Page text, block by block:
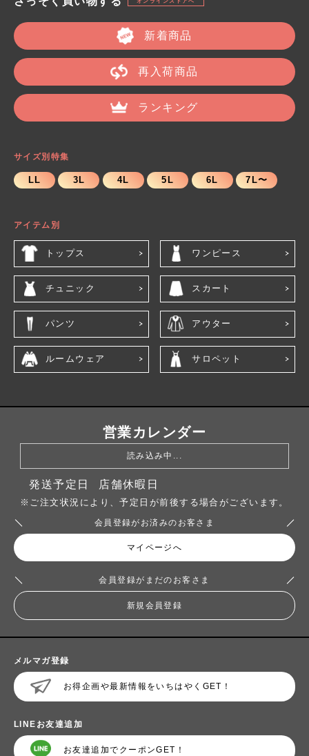
新着商品
再入荷商品
ランキング
サイズ別特集
LL 3L 4L 5L 6L 7L〜
アイテム別
トップス ワンピース
チュニック スカート
パンツ アウター
ルームウェア サロペット
営業カレンダー
読み込み中...
発送予定日 店舗休暇日
※ご注文状況により、予定日が前後する場合がございます。
会員登録がお済みのお客さま
マイページへ
会員登録がまだのお客さま
新規会員登録
メルマガ登録
お得企画や最新情報をいちはやくGET！
LINEお友達追加
お友達追加でクーポンGET！